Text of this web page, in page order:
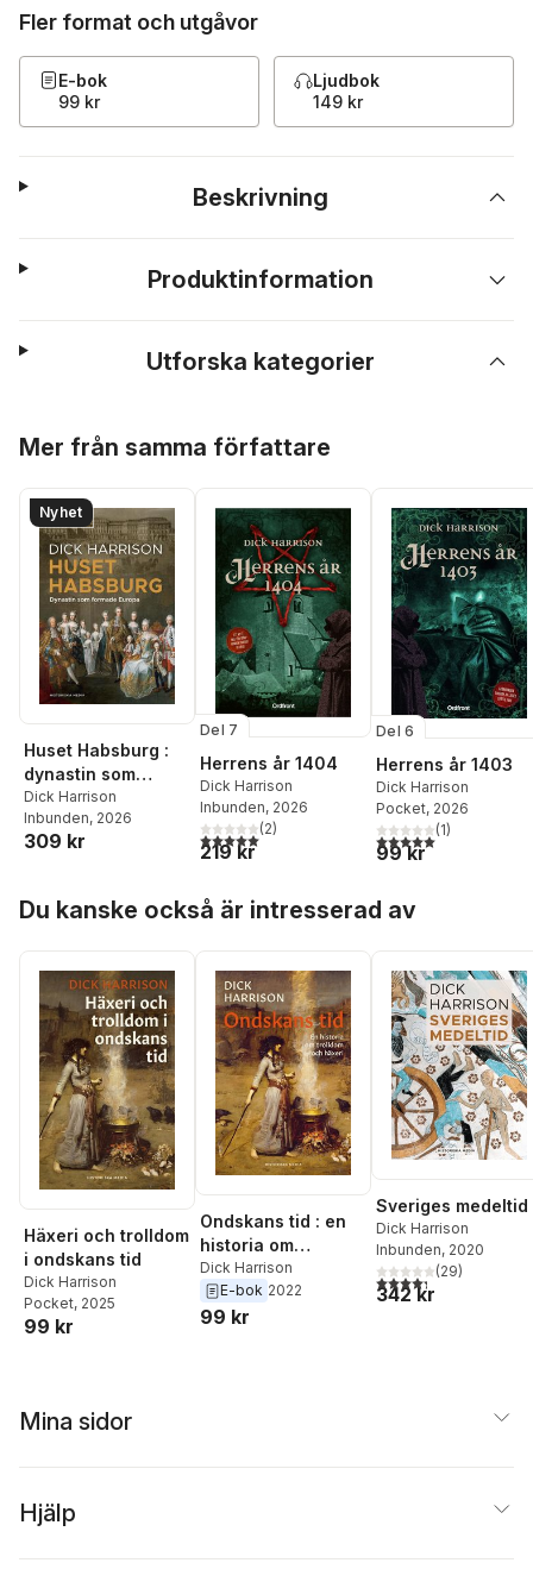
Fler format och utgåvor
E-bok
99 kr
Ljudbok
149 kr
Beskrivning
Produktinformation
Utforska kategorier
Mer från samma författare
Nyhet
Huset Habsburg :
dynastin som
formade Europa
Dick Harrison
Inbunden, 2026
309 kr
Del 7
Herrens år 1404
Dick Harrison
Inbunden, 2026
5,0utav 5 stjärnor. Totalt antal röster:
(2)
219 kr
Del 6
Herrens år 1403
Dick Harrison
Pocket, 2026
5,0utav 5 stjärnor.
(1)
99 kr
Du kanske också är intresserad av
Häxeri och trolldom
i ondskans tid
Dick Harrison
Pocket, 2025
99 kr
Ondskans tid : en
historia om
trolldom och häxeri
Dick Harrison
E-bok 2022
99 kr
Sveriges medeltid
Dick Harrison
Inbunden, 2020
4,3utav 5 stjärnor.
(29)
342 kr
Mina sidor
Hjälp